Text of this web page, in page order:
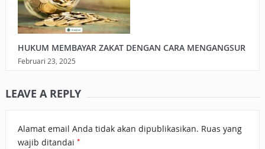
HUKUM MEMBAYAR ZAKAT DENGAN CARA MENGANGSUR
Februari 23, 2025
LEAVE A REPLY
Alamat email Anda tidak akan dipublikasikan. Ruas yang
wajib ditandai *